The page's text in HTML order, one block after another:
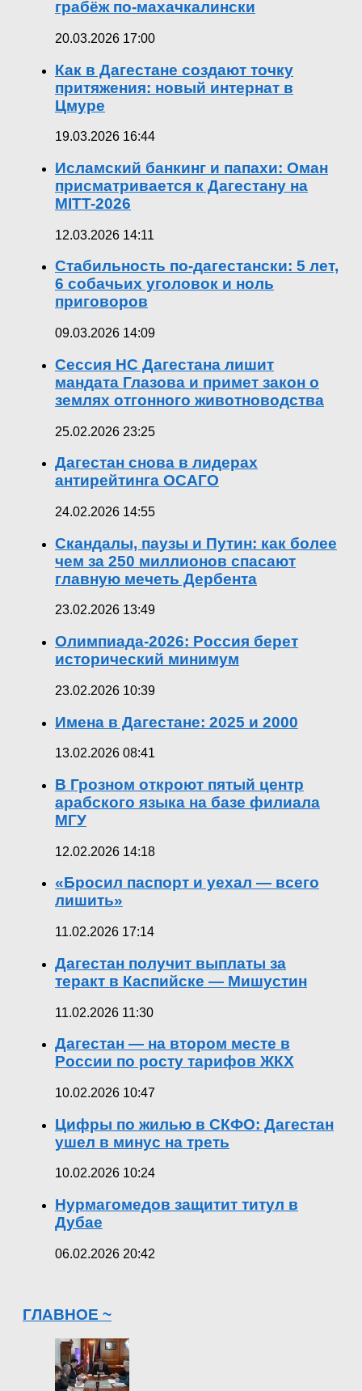
грабёж по-махачкалински
20.03.2026 17:00
Как в Дагестане создают точку
притяжения: новый интернат в
Цмуре
19.03.2026 16:44
Исламский банкинг и папахи: Оман
присматривается к Дагестану на
MITT-2026
12.03.2026 14:11
Стабильность по-дагестански: 5 лет,
6 собачьих уголовок и ноль
приговоров
09.03.2026 14:09
Сессия НС Дагестана лишит
мандата Глазова и примет закон о
землях отгонного животноводства
25.02.2026 23:25
Дагестан снова в лидерах
антирейтинга ОСАГО
24.02.2026 14:55
Скандалы, паузы и Путин: как более
чем за 250 миллионов спасают
главную мечеть Дербента
23.02.2026 13:49
Олимпиада-2026: Россия берет
исторический минимум
23.02.2026 10:39
Имена в Дагестане: 2025 и 2000
13.02.2026 08:41
В Грозном откроют пятый центр
арабского языка на базе филиала
МГУ
12.02.2026 14:18
«Бросил паспорт и уехал — всего
лишить»
11.02.2026 17:14
Дагестан получит выплаты за
теракт в Каспийске — Мишустин
11.02.2026 11:30
Дагестан — на втором месте в
России по росту тарифов ЖКХ
10.02.2026 10:47
Цифры по жилью в СКФО: Дагестан
ушел в минус на треть
10.02.2026 10:24
Нурмагомедов защитит титул в
Дубае
06.02.2026 20:42
ГЛАВНОЕ ~